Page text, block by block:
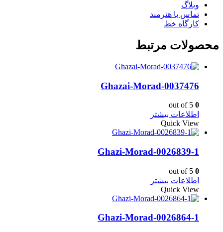
وبلاگ
تماس با هنرمند
کارگاه خط
محصولات مرتبط
Ghazai-Morad-0037476
0
اطلاعات بیشتر
Quick View
Ghazi-Morad-0026839-1
0
اطلاعات بیشتر
Quick View
Ghazi-Morad-0026864-1